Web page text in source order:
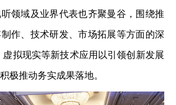
领域及业界代表也齐聚曼谷，围绕推
作、技术研发、市场拓展等方面的深
虚拟现实等新技术应用以引领创新发展
极推动务实成果落地。